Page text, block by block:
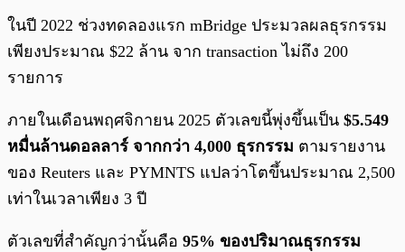
ในปี 2022 ช่วงทดลองแรก mBridge ประมวลผลธุรกรรม
เพียงประมาณ $22 ล้าน จาก transaction ไม่ถึง 200
รายการ
ภายในเดือนพฤศจิกายน 2025 ตัวเลขนี้พุ่งขึ้นเป็น $5.549
หมื่นล้านดอลลาร์ จากกว่า 4,000 ธุรกรรม ตามรายงาน
ของ Reuters และ PYMNTS แปลว่าโตขึ้นประมาณ 2,500
เท่าในเวลาเพียง 3 ปี
ตัวเลขที่สำคัญกว่านั้นคือ 95% ของปริมาณธุรกรรม